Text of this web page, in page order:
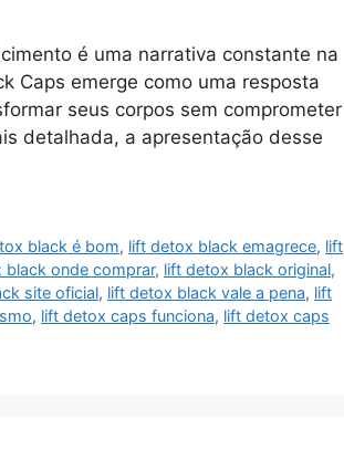
é uma narrativa constante na
Caps emerge como uma resposta
seus corpos sem comprometer
detalhada, a apresentação desse
black é bom, lift detox black emagrece, lift
black onde comprar, lift detox black original,
site oficial, lift detox black vale a pena, lift
, lift detox caps funciona, lift detox caps